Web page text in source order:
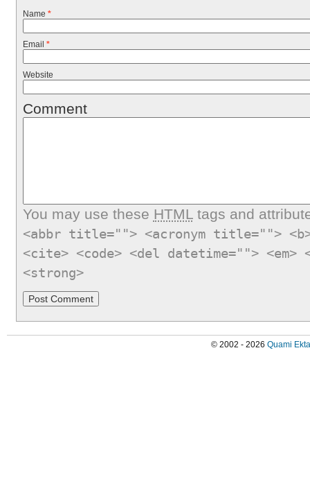
Name *
Email *
Website
Comment
You may use these HTMLtags and
<abbr title=""> <acronym title="">
<cite> <code> <del datetime="">
<strong>
© 2002 - 2026 Quami